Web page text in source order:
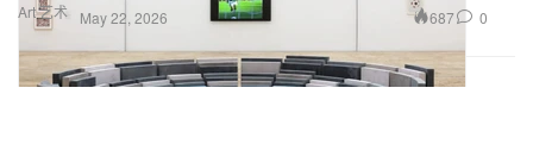
Art 艺术 May 22, 2026 687 0